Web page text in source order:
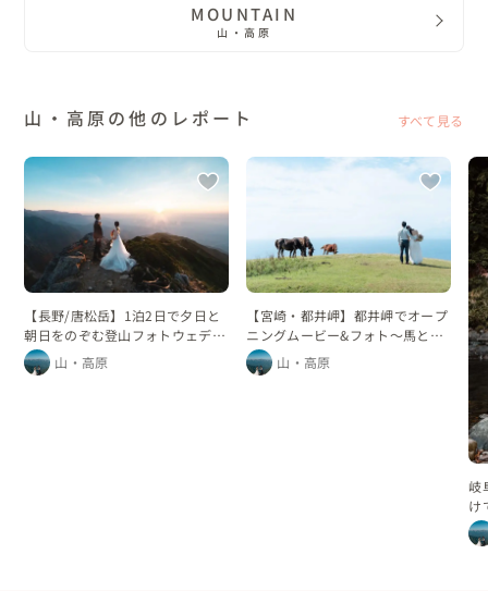
MOUNTAIN
山・高原
山・高原の他のレポート すべて見る
【長野/唐松岳】1泊2日で夕日と
朝日をのぞむ登山フォトウェディ
ング 山・高原
【宮崎・都井岬】都井岬でオープ
ニングムービー&フォト〜馬と空
と緑と〜山・高原
岐
け
グ